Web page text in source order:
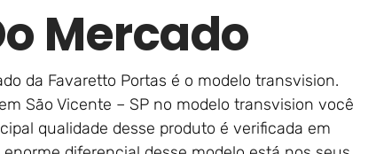
Mercado
da Favaretto Portas é o modelo transvision.
São Vicente – SP no modelo transvision você
qualidade desse produto é verificada em